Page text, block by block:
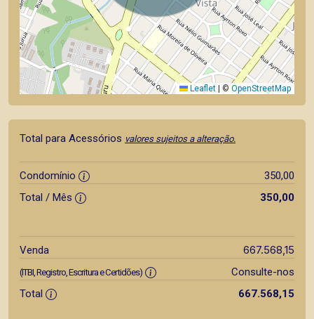
Leaflet ©OpenStreetMap
Total para Acessórios valores sujeitos a alteração.
Condomínio
350,00
Total / Mês
350,00
Venda 667.568,15
(ITBI, Registro, Escritura e Certidões)
Consulte-nos
Total
667.568,15